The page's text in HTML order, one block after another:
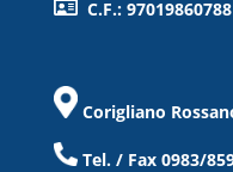
C.F.: 97019860788
Corigliano
Tel. / Fax 0983/